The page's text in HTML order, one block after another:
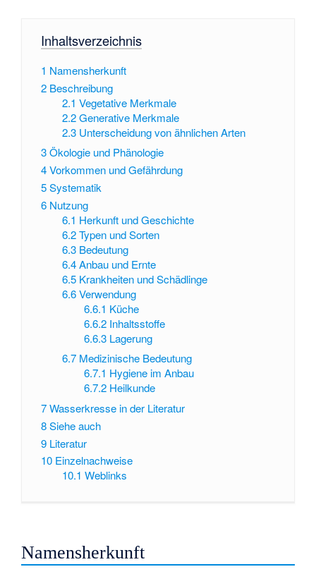
Inhaltsverzeichnis
1 Namensherkunft
2 Beschreibung
2.1 Vegetative Merkmale
2.2 Generative Merkmale
2.3 Unterscheidung von ähnlichen Arten
3Ökologie und Phänologie
4Vorkommen und Gefährdung
5Systematik
6 Nutzung
6.1 Herkunft und Geschichte
6.2 Typen und Sorten
6.3 Bedeutung
6.4 Anbau und Ernte
6.5 Krankheiten und Schädlinge
6.6 Verwendung
6.6.1 Küche
6.6.2 Inhaltsstoffe
6.6.3 Lagerung
6.7 Medizinische Bedeutung
6.7.1 Hygiene im Anbau
6.7.2 Heilkunde
7Wasserkresse in der Literatur
8Siehe auch
9 Literatur
10 Einzelnachweise
10.1 Weblinks
Namensherkunft